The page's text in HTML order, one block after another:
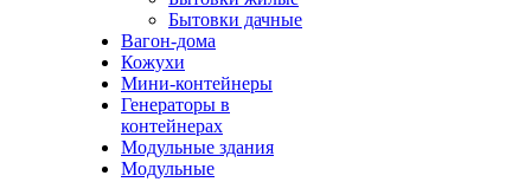
Бытовки дачные
Вагон-дома
Кожухи
Мини-контейнеры
Генераторы в
контейнерах
Модульные здания
Модульные